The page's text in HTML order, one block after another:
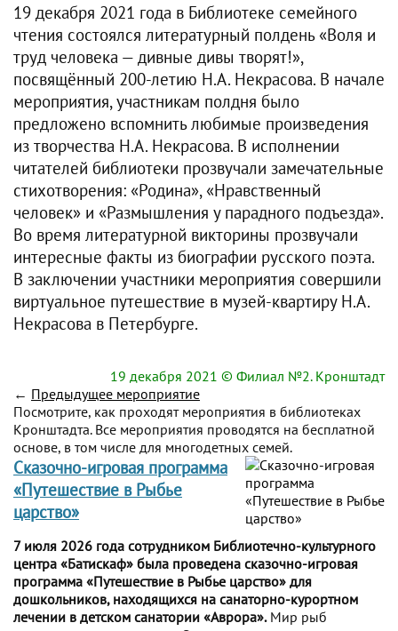
19 декабря 2021 года в Библиотеке семейного
чтения состоялся литературный полдень «Воля и
труд человека — дивные дивы творят!»,
посвящённый 200-летию Н.А. Некрасова. В начале
мероприятия, участникам полдня было
предложено вспомнить любимые произведения
из творчества Н.А. Некрасова. В исполнении
читателей библиотеки прозвучали замечательные
стихотворения: «Родина», «Нравственный
человек» и «Размышления у парадного подъезда».
Во время литературной викторины прозвучали
интересные факты из биографии русского поэта.
В заключении участники мероприятия совершили
виртуальное путешествие в музей-квартиру Н.А.
Некрасова в Петербурге.
19 декабря 2021 © Филиал №2. Кронштадт
← Предыдущее мероприятие
Посмотрите, как проходят мероприятия в библиотеках
Кронштадта. Все мероприятия проводятся на бесплатной
основе, в том числе для многодетных семей.
Сказочно-игровая программа
«Путешествие в Рыбье
царство»
7 июля 2026 года сотрудником Библиотечно-культурного
центра «Батискаф» была проведена сказочно-игровая
программа «Путешествие в Рыбье царство» для
дошкольников, находящихся на санаторно-курортном
лечении в детском санатории «Аврора».Мир рыб